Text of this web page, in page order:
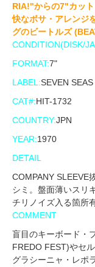
RIA!"からの7"カッ
快なボサ・アレンジ
グのビートルズ
CONDITION(DISK/
FORMAT:7"
LABEL:SEVEN
CAT#:HIT-1732
COUNTRY:JPN
YEAR:1970
DETAIL
COMPANY SLEEVE
シミ。盤面薄いスリ
チリノイズ入る箇所
COMMENT
盲目のキーボード・
FREDO FEST)やセ
グラシーニャ・レポ